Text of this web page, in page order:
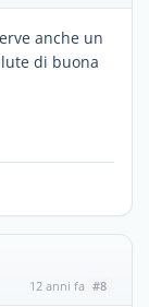
anche un
di buona
12 anni fa #8